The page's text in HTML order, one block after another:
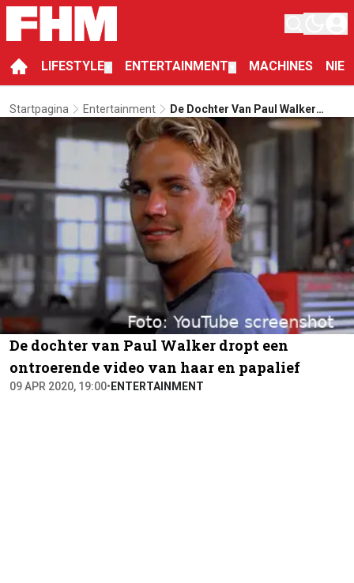
LIFESTYLE ENTERTAINMENT MACHINES
Startpagina Entertainment
De Dochter Van Paul Walker
Dropt Een Ontroerende Video
Van Haar En Papalief
De dochter van Paul Walker dropt een
ontroerende video van haar en papalief
09 APR 2020, 19:00• ENTERTAINMENT